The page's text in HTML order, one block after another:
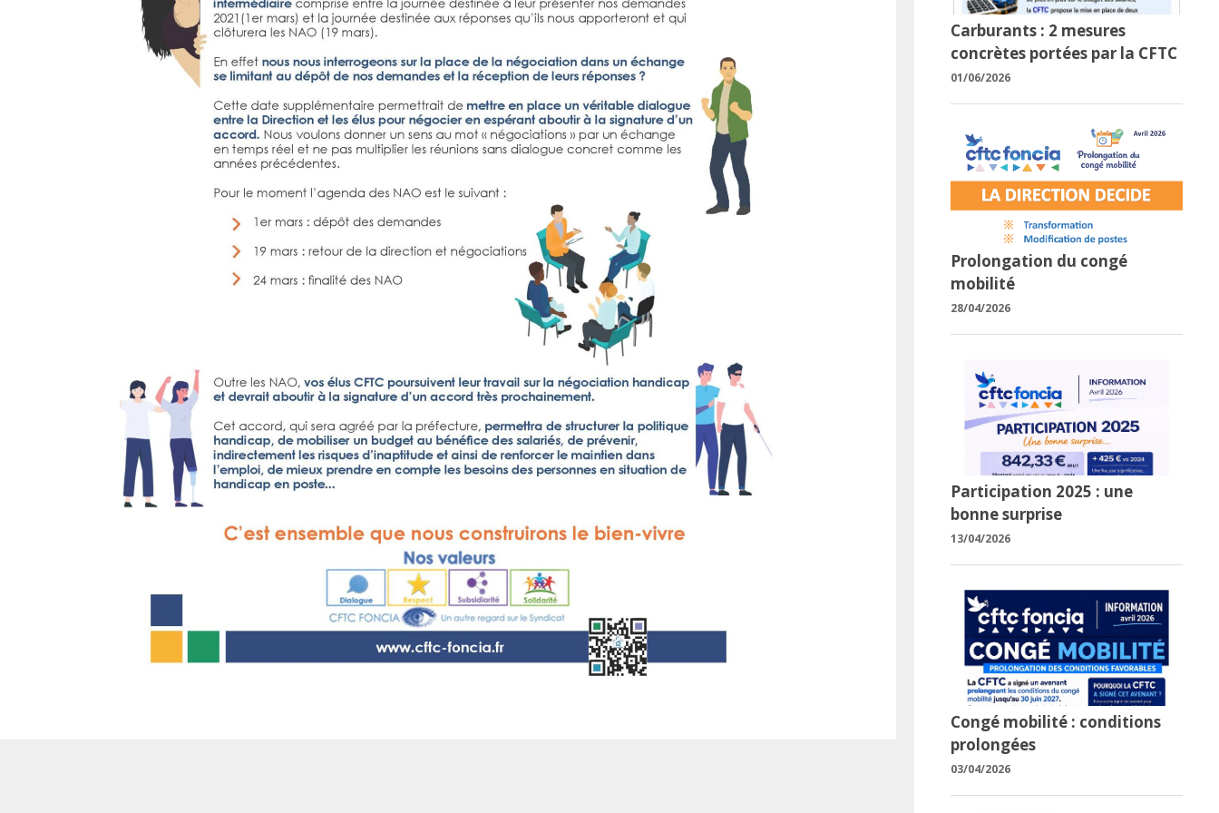
Carburants : 2 mesures
concrètes portées par la CFTC
01/06/2026
Prolongation du congé
mobilité
28/04/2026
Participation 2025 : une
bonne surprise
13/04/2026
Congé mobilité : conditions
prolongées
03/04/2026